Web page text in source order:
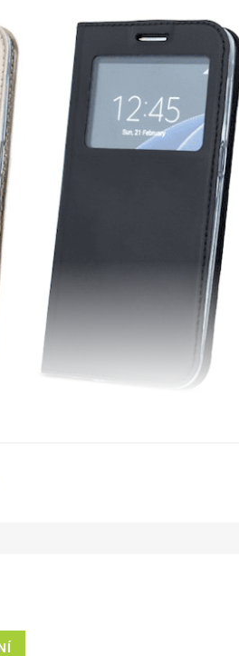
vytvořit stojánek na Váš mobilní telefon.